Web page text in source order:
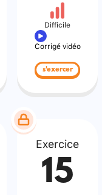
Difficile
Corrigé vidéo
s'exercer
Exercice
15